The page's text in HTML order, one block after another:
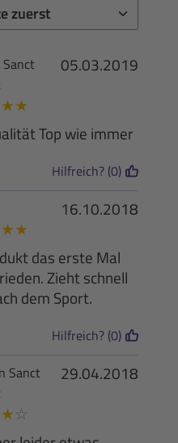
05.03.2019
★★
Top wie immer
Hilfreich? (0)
16.10.2018
★★
das erste Mal
Zieht schnell
dem Sport.
Hilfreich? (0)
29.04.2018
Sanct
★ ☆